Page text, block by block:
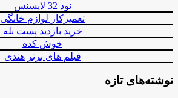
نود 32 لایسنس
تعمیرکار لوازم خانگی
خرید بازدید پست بله
خوش کده
فیلم های برتر هندی
نوشته‌های تازه